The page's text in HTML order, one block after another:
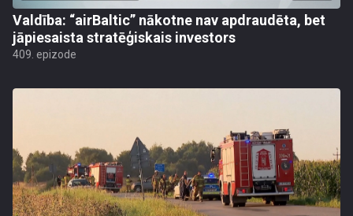
Valdība: “airBaltic” nākotne nav apdraudēta, bet
jāpiesaista stratēģiskais investors
409. epizode